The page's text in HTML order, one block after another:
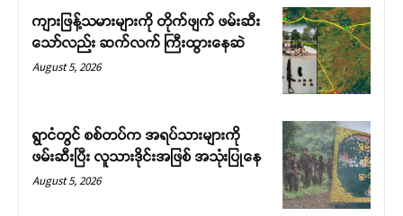
heard, every voice counts, and
justice can thrive.
ကျားဖြန့်သမားများကို တိုက်ဖျက် ဖမ်းဆီး
သော်လည်း ဆက်လက် ကြီးထွားနေဆဲ
August 5, 2026
ရွာငံတွင် စစ်တပ်က အရပ်သားများကို
ဖမ်းဆီးပြီး လူသားဒိုင်းအဖြစ် အသုံးပြုနေ
August 5, 2026